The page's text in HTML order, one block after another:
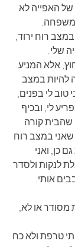
של האפייה לא
רוח ירוד,
שלי.
אלא המניע.
להיות במצב
טוב לי בפנים,
לי, ובכיף
שהבית קורה
שאני במצב רוח
כן, ואני
לנקות ולסדר
אותי.
מסודר או לא,
טרפת ולא כח